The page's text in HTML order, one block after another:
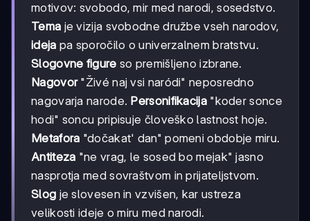
motivov: svobodo, mir med narodi, sosedstvo.
Tema je vizija svobodne družbe vseh narodov,
ideja pa sporočilo o univerzalnem bratstvu.
Slogovne figure so premišljeno izbrane.
Nagovor"Živé naj vsi naródi" neposredno
nagovarja narode. Personifikacija"koder sonce
hodi" soncu pripisuje človeško lastnost hoje.
Metafora "dočakat' dan" pomeni obdobje miru.
Antiteza "ne vrag, le sosed bo mejak" jasno
nasprotja med sovraštvom in prijateljstvom.
Slog je slovesen in vzvišen, kar ustreza
velikosti ideje o miru med narodi.